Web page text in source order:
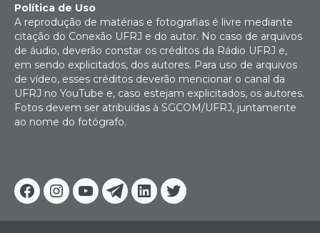
Facebook
Instagram
YoutubeTelegram
Linkedin
Twitter
Política de Uso
A reprodução de matérias e fotografias é livre mediante
citação do Conexão UFRJ e do autor. No caso de arquivos
de áudio, deverão constar os créditos da Rádio UFRJ e,
em sendo explicitados, dos autores. Para uso de arquivos
de vídeo, esses créditos deverão mencionar o canal da
UFRJ no YouTube e, caso estejam explicitados, os autores.
Fotos devem ser atribuídas à SGCOM/UFRJ, juntamente
ao nome do fotógrafo.